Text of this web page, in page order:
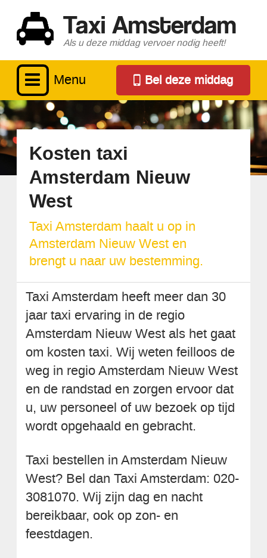
Taxi Amsterdam
Als u deze middag vervoer nodig heeft!
Menu Bel deze middag
Kosten taxi
Amsterdam Nieuw
West
Taxi Amsterdam haalt u op in
Amsterdam Nieuw West en
brengt u naar uw bestemming.
Taxi Amsterdam heeft meer dan 30
jaar taxi ervaring in de regio
Amsterdam Nieuw West als het gaat
om kosten taxi. Wij weten feilloos de
weg in regio Amsterdam Nieuw West
en de randstad en zorgen ervoor dat
u, uw personeel of uw bezoek op tijd
wordt opgehaald en gebracht.
Taxi bestellen in Amsterdam Nieuw
West? Bel dan Taxi Amsterdam: 020-
3081070. Wij zijn dag en nacht
bereikbaar, ook op zon- en
feestdagen.